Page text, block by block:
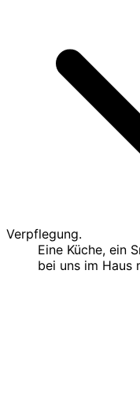
Verpflegung.
Eine Küche, ein
bei uns im Haus